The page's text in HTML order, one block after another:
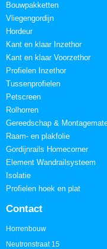
Bouwpakketten
Vliegengordijn
Hordeur
Kant en klaar Inzethor
Kant en klaar Voorzethor
Profielen Inzethor
Tussenprofielen
Petscreen
Rolhorren
Gereedschap &
Raam- en plakfolie
Gordijnrails Homecorner
Element Wandrailsysteem
Isolatie
Profielen hoek en plat
Contact
Horrenbouw
Neutronstraat 15